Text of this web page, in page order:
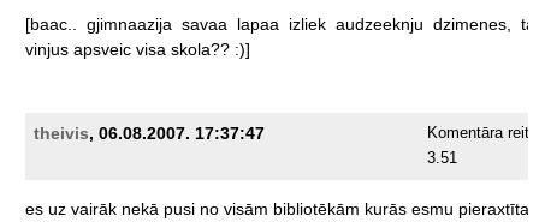
[baac.. gjimnaazija savaa lapaa izliek audzeeknju dzimenes,
vinjus apsveic visa skola?? :)]
theivis, 06.08.2007. 17:37:47
Komentāra
3.51
es uz vairāk nekā pusi no visām bibliotēkām kurās esmu pieraxtīta